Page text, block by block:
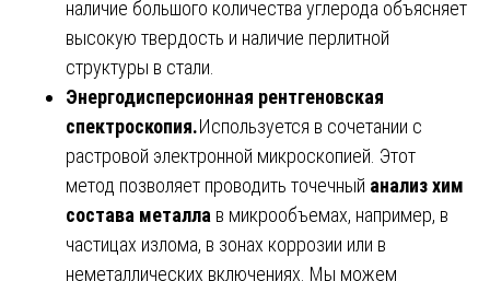
наличие большого количества углерода объясняет
высокую твердость и наличие перлитной
структуры в стали.
Энергодисперсионная рентгеновская
спектроскопия.Используется в сочетании с
растровой электронной микроскопией. Этот
метод позволяет проводить точечный анализ хим
состава металла в микрообъемах, например, в
частицах излома, в зонах коррозии или в
неметаллических включениях. Мы можем